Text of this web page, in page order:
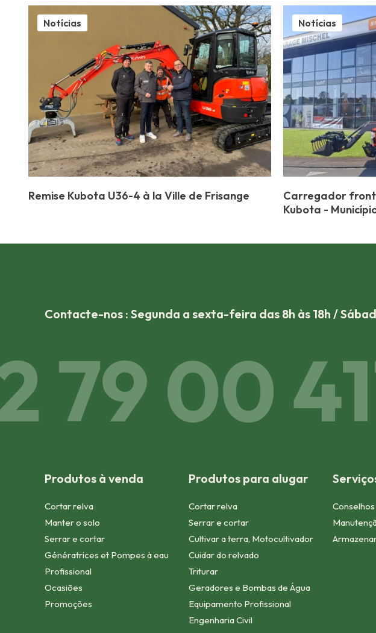
Notícias
Remise Kubota U36-4 à la Ville de Frisange
Notícias
Carregador
Kubota -
Contacte-nos : Segunda a sexta-feira das 8h às 18h /
00 411
Produtos à venda
Cortar relva
Manter o solo
Serrar e cortar
Génératrices et Pompes à eau
Profissional
Ocasiões
Promoções
Produtos para alugar
Cortar relva
Serrar e cortar
Cultivar a terra, Motocultivador
Cuidar do relvado
Triturar
Geradores e Bombas de Água
Equipamento Profissional
Engenharia Civil